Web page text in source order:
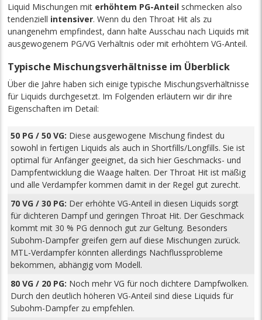
Liquid Mischungen mit erhöhtem PG-Anteil schmecken also
tendenziell intensiver. Wenn du den Throat Hit als zu
unangenehm empfindest, dann halte Ausschau nach Liquids mit
ausgewogenem PG/VG Verhältnis oder mit erhöhtem VG-Anteil.
Typische Mischungsverhältnisse im Überblick
Über die Jahre haben sich einige typische Mischungsverhältnisse
für Liquids durchgesetzt. Im Folgenden erläutern wir dir ihre
Eigenschaften im Detail:
50 PG / 50 VG: Diese ausgewogene Mischung findest du
sowohl in fertigen Liquids als auch in Shortfills/Longfills. Sie ist
optimal für Anfänger geeignet, da sich hier Geschmacks- und
Dampfentwicklung die Waage halten. Der Throat Hit ist mäßig
und alle Verdampfer kommen damit in der Regel gut zurecht.
70 VG / 30 PG: Der erhöhte VG-Anteil in diesen Liquids sorgt
für dichteren Dampf und geringen Throat Hit. Der Geschmack
kommt mit 30 % PG dennoch gut zur Geltung. Besonders
Subohm-Dampfer greifen gern auf diese Mischungen zurück.
MTL-Verdampfer könnten allerdings Nachflussprobleme
bekommen, abhängig vom Modell.
80 VG / 20 PG: Noch mehr VG für noch dichtere Dampfwolken.
Durch den deutlich höheren VG-Anteil sind diese Liquids für
Subohm-Dampfer zu empfehlen.